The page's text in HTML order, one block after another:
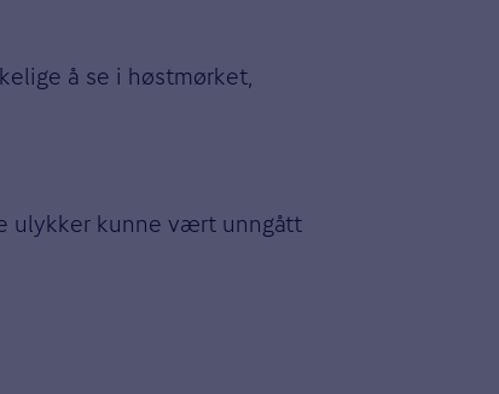
å se i høstmørket,
ulykker kunne vært unngått